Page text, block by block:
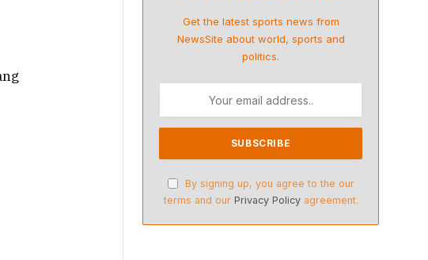
Get the latest sports news from
NewsSite about world, sports and
politics.
By signing up, you agree to the our
terms and our Privacy Policyagreement.